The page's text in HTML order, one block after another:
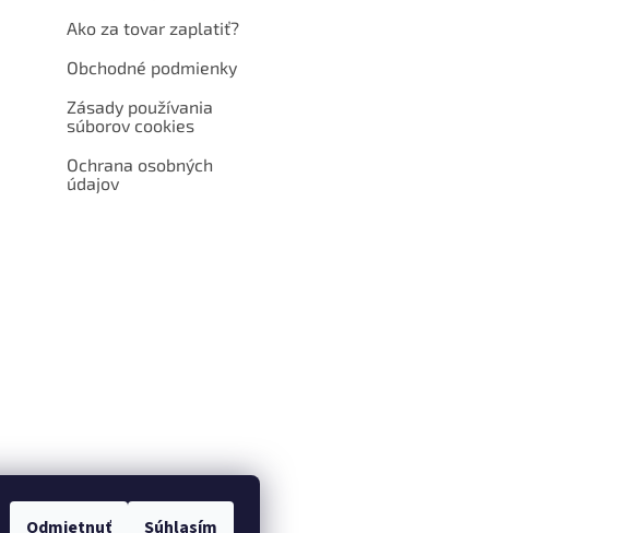
Odmietnuť Súhlasím
Ako za tovar zaplatiť?
Obchodné podmienky
Zásady používania
súborov cookies
Ochrana osobných
údajov